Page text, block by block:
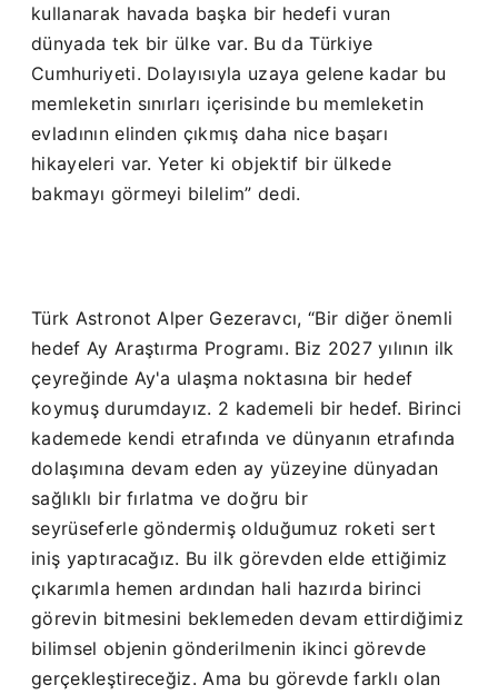
kullanarak havada başka bir hedefi vuran
dünyada tek bir ülke var. Bu da Türkiye
Cumhuriyeti. Dolayısıyla uzaya gelene kadar bu
memleketin sınırları içerisinde bu memleketin
evladının elinden çıkmış daha nice başarı
hikayeleri var. Yeter ki objektif bir ülkede
bakmayı görmeyi bilelim” dedi.
Türk Astronot Alper Gezeravcı, “Bir diğer önemli
hedef Ay Araştırma Programı. Biz 2027 yılının ilk
çeyreğinde Ay'a ulaşma noktasına bir hedef
koymuş durumdayız. 2 kademeli bir hedef. Birinci
kademede kendi etrafında ve dünyanın etrafında
dolaşımına devam eden ay yüzeyine dünyadan
sağlıklı bir fırlatma ve doğru bir
seyrüseferle göndermiş olduğumuz roketi sert
iniş yaptıracağız. Bu ilk görevden elde ettiğimiz
çıkarımla hemen ardından hali hazırda birinci
görevin bitmesini beklemeden devam ettirdiğimiz
bilimsel objenin gönderilmenin ikinci görevde
gerçekleştireceğiz. Ama bu görevde farklı olan